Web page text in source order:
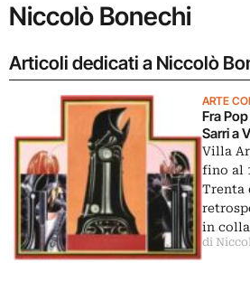
Niccolò Bonechi
Articoli dedicati a Niccolò
ARTE
Fra
Sarri a
Villa
fino al
Trenta
in
di